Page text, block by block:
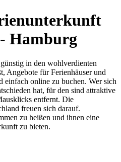
Hamburg
in den wohlverdienten
Angebote für Ferienhäuser und
einfach online zu buchen. Wer sich
hat, für den sind attraktive
entfernt. Die
freuen sich darauf.
zu heißen und ihnen eine
zu bieten.